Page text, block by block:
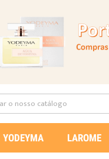
YODEYMA LAROME